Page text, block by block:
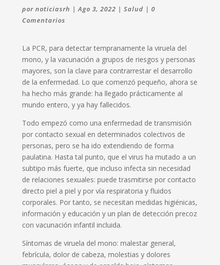
por noticiasrh | Ago 3, 2022 | Salud | 0
Comentarios
La PCR, para detectar tempranamente la viruela del
mono, y la vacunación a grupos de riesgos y personas
mayores, son la clave para contrarrestar el desarrollo
de la enfermedad. Lo que comenzó pequeño, ahora se
ha hecho más grande: ha llegado prácticamente al
mundo entero, y ya hay fallecidos.
Todo empezó como una enfermedad de transmisión
por contacto sexual en determinados colectivos de
personas, pero se ha ido extendiendo de forma
paulatina. Hasta tal punto, que el virus ha mutado a un
subtipo más fuerte, que incluso infecta sin necesidad
de relaciones sexuales: puede trasmitirse por contacto
directo piel a piel y por vía respiratoria y fluidos
corporales. Por tanto, se necesitan medidas higiénicas,
información y educación y un plan de detección precoz
con vacunación infantil incluida.
Síntomas de viruela del mono: malestar general,
febrícula, dolor de cabeza, molestias y dolores